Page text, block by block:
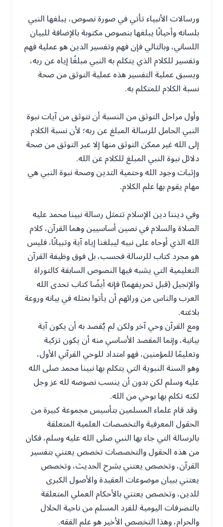
ورسالات الأنبياء تأتي في صورة نصوص، يبلغها النبي
بلسانه وأحيانًا يبلغها بنصوص مكتوبة بالإضافة للبيان
اللساني، وبالتالي فإن فهم وتفسير الدين هو عملية فهم
وتفسير للكلام الذي يتكلم به النبي مبلغًا إياه عن ربه،
ويسبق عملية التفسير هذه عملية التوثق من صحة
نسبة الكلام للمتكلم به.
وأول مراحل التوثق من النسبة أن نتوثق من آيات نبوة
النبي الحامل للرسالة المبلغ عن ربه؛ لأن نسبة الكلام
إلى الله غير ممكن التوثق منها إلا عبر التوثق من صحة
دلائل نبوة النبي المبلغ للكلام عن الله.
وإثبات وجود الله وحتمية التدين وصحة نبوة النبي هي
مهام يقوم بها علم الكلام.
وفي ديننا دين الإسلام تتمثل رسالة نبينا محمد عليه
الصلاة والسلام في نصين أساسيين وهما القرآن، كلام
الله الذي أوحاه على نبيه ليبلغنا إياه آية وتبيانًا، فليس
هو مجرد كتاب للرسالة فحسب، بل فوق وظيفة القرآن
التعليمية التي يشبه فيها النصوص السابقة كالتوراة
والإنجيل (قبل تحريفهما) فإنه أيضًا كتاب تحدى الله
العرب والناس من ورائهم أن يأتوا بمثله في بيانه وروعة
بلاغته.
ومع القرآن وحي آخر ولكن لم يُقصد به أن يكون آية
بيانية، وإنما المقصد الأساسي منه أن يكون تزكية
وتعليمًا للمؤمنين، فهو امتداد للوحي القرآني الأول،
وهو السنة النبوية التي يتكلم بها نبينا محمد صلى الله
عليه وسلم لكن بدون أن ينسب نصوصه لله عز وجل
لكنه تكلم بها بوحي من الله.
وقد قام علماء المسلمين بتأسيس مجموعة كبيرة من
الحقول المعرفية والتخصصات العلمية المتعلقة
بالرسالة التي جاء بها النبي صلى الله عليه وسلم، فكان
من هذه الحقول والتخصصات تخصص يعتني بتفسير
القرآن، وتخصص يعتني بشرح الحديث، وتخصص
يعتني ببيان موضوعات العقيدة والأصول الكبرى
للدين، وتخصص يعتني بالأحكام العملي المتعلقة
بالتصرفات اليومية للفرد المسلم من ناحية الحلال
والحرام، وهذا التخصص الأخير هو علم الفقه.